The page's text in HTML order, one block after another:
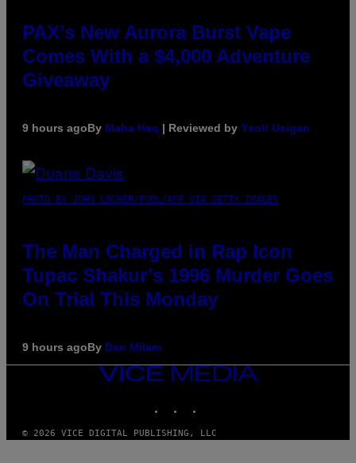
PAX’s New Aurora Burst Vape
Comes With a $4,000 Adventure
Giveaway
9 hours agoBy Maha Haq | Reviewed by Ysolt Usigan
PHOTO BY JOHN LOCHER/POOL/AFP VIA GETTY IMAGES
The Man Charged in Rap Icon
Tupac Shakur’s 1996 Murder Goes
On Trial This Monday
9 hours agoBy Dan Milam
VICE
MEDIA
© 2026 VICE DIGITAL PUBLISHING, LLC